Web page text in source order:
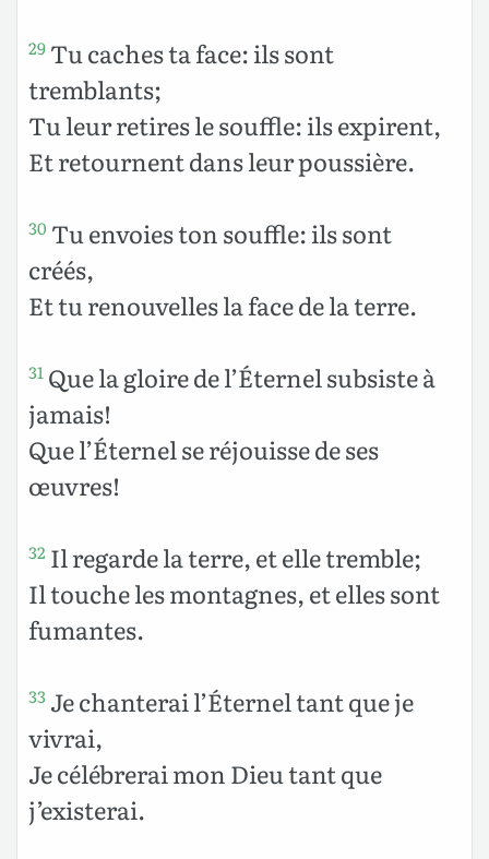
29 Tu caches ta face: ils sont
tremblants;
Tu leur retires le souffle: ils expirent,
Et retournent dans leur poussière.
30 Tu envoies ton souffle: ils sont
créés,
Et tu renouvelles la face de la terre.
31 Que la gloire de l’Éternel subsiste à
jamais!
Que l’Éternel se réjouisse de ses
œuvres!
32 Il regarde la terre, et elle tremble;
Il touche les montagnes, et elles sont
fumantes.
33 Je chanterai l’Éternel tant que je
vivrai,
Je célébrerai mon Dieu tant que
j’existerai.